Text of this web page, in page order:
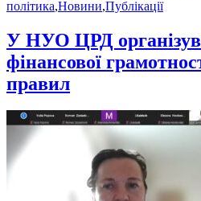
політика,Новини,Публікації
У НУО ЦРД
фінансової
правил